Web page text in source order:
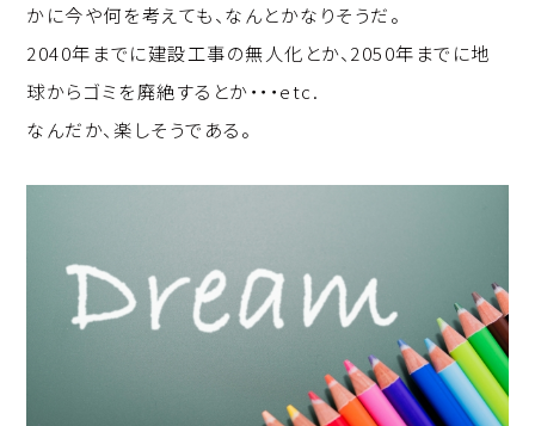
かに今や何を考えても、なんとかなりそうだ。
2040年までに建設工事の無人化とか、2050年までに地
球からゴミを廃絶するとか・・・etc.
なんだか、楽しそうである。